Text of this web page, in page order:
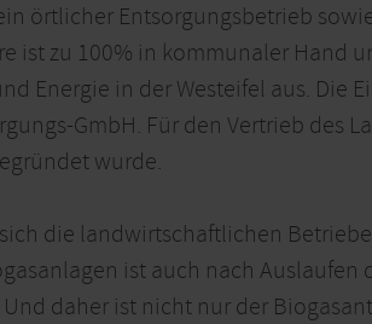
örtlicher Entsorgungsbetrieb
ist zu 100% in kommunaler Hand
Energie in der Westeifel aus. Die
GmbH. Für den Vertrieb des
wurde.
die landwirtschaftlichen
ist auch nach Auslaufen
daher ist nicht nur der